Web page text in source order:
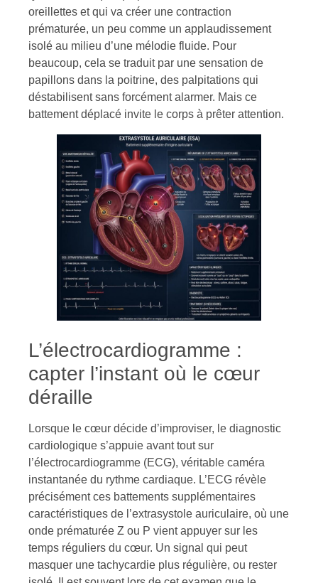
oreillettes et qui va créer une contraction
prématurée, un peu comme un applaudissement
isolé au milieu d’une mélodie fluide. Pour
beaucoup, cela se traduit par une sensation de
papillons dans la poitrine, des palpitations qui
déstabilisent sans forcément alarmer. Mais ce
battement déplacé invite le corps à prêter attention.
L’électrocardiogramme :
capter l’instant où le cœur
déraille
Lorsque le cœur décide d’improviser, le diagnostic
cardiologique s’appuie avant tout sur
l’électrocardiogramme (ECG), véritable caméra
instantanée du rythme cardiaque. L’ECG révèle
précisément ces battements supplémentaires
caractéristiques de l’extrasystole auriculaire, où une
onde prématurée Z ou P vient appuyer sur les
temps réguliers du cœur. Un signal qui peut
masquer une tachycardie plus régulière, ou rester